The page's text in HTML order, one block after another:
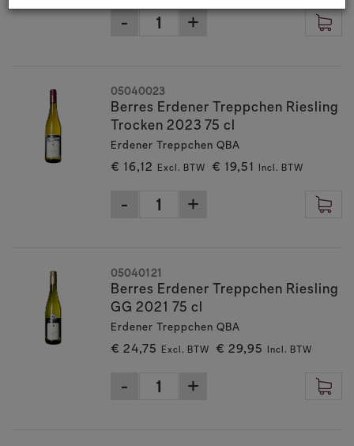
Berres Erdener Treppchen Riesling
Trocken 2023 75 cl
Erdener Treppchen QBA
€ 16,12 Excl. BTW € 19,51 Incl. BTW
05040023
Berres Erdener Treppchen Riesling
GG 2021 75 cl
Erdener Treppchen QBA
€ 24,75 Excl. BTW € 29,95 Incl. BTW
05040121